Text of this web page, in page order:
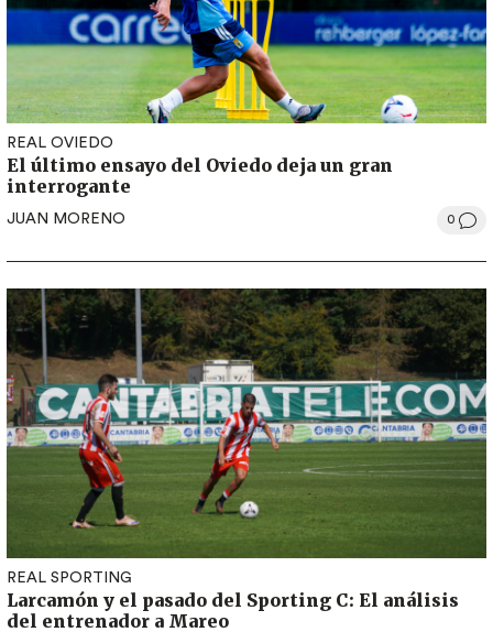
REAL OVIEDO
El último ensayo del Oviedo deja un gran
interrogante
JUAN MORENO 0
REAL SPORTING
Larcamón y el pasado del Sporting C: El análisis
del entrenador a Mareo